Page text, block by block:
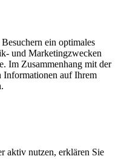
ein optimales
und Marketingzwecken
Im Zusammenhang mit der
Informationen auf Ihrem
aktiv nutzen, erklären Sie